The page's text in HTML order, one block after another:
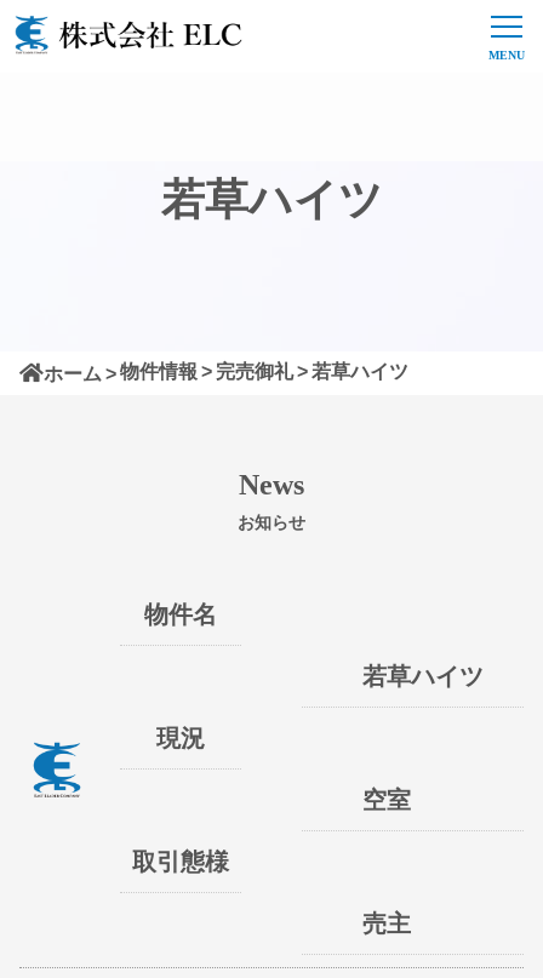
若草ハイツ
ホーム 物件情報 完売御礼 若草ハイツ
News
お知らせ
物件名
若草ハイツ
現況
空室
取引態様
売主